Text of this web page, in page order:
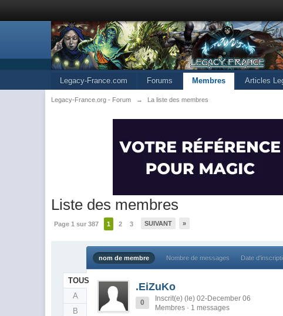
Legacy-France.com Forums Membres Articles
Legacy-France.org - Forum → La liste des membres
Liste des membres
Page 1 sur 387 1 2 3 SUIVANT »
TOUS
A
B
nom de membre Nombre de messages Date
.EiZuKo
0
Inscrit(e) (le) 02-December 06
Membres · 1 messages